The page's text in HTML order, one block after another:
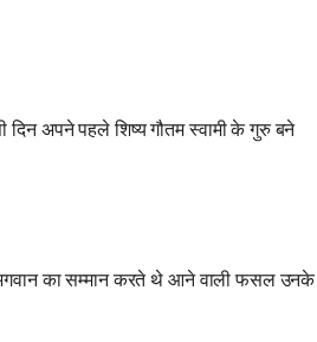
दिन अपने पहले शिष्य गौतम स्वामी के गुरु बने
भगवान का सम्मान करते थे आने वाली फसल उनके